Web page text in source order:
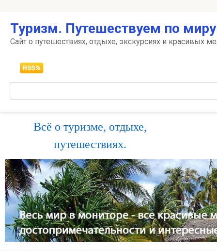
контенту
Туризм. Путешествуем по
Сайт о путешествиях, отдыхе, экскурсиях и красивых
Всё о туризме, отдыхе,
путешествиях.